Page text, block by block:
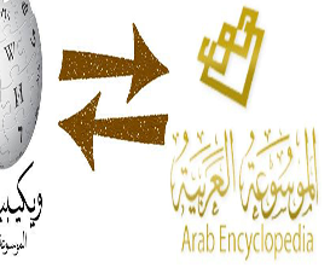
له الفضل بأنه حرر الطب من الدين
- هل تعلم أن المرجان إفراز حيواني
من مادة كربونات الكلسيوم، وهو أحمر
أجود أنواعه، ويمتاز بكبر الحجم ويسمى